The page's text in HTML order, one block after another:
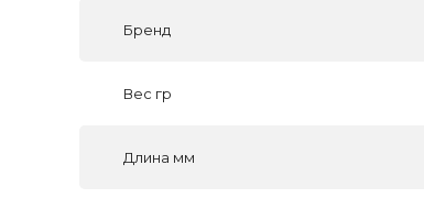
Бренд
Вес гр
Длина мм